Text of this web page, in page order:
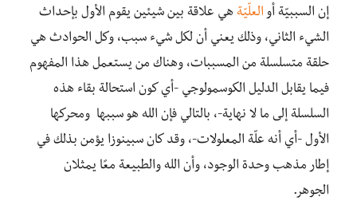
إن السببيّة أو العلّيّة هي علاقة بين شيئين يقوم الأول بإحداث
الشيء الثاني، وذلك يعني أن لكل شيء سبب، وكل الحوادث هي
حلقة متسلسلة من المسببات، وهناك من يستعمل هذا المفهوم
فيما يقابل الدليل الكوسمولوجي -أي كون استحالة بقاء هذه
السلسلة إلى ما لا نهاية-، بالتالي فإن الله هو سببها ومحركها
الأول -أي أنه علّة المعلولات-، وقد كان سبينوزا يؤمن بذلك في
إطار مذهب وحدة الوجود، وأن الله والطبيعة معًا يمثلان
الجوهر.